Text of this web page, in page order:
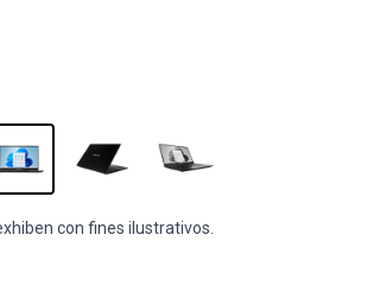
con fines ilustrativos.